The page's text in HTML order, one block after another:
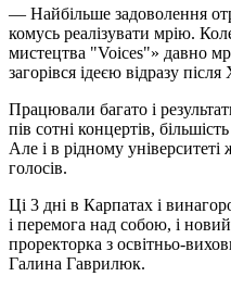
— Найбільше задоволення
комусь реалізувати мрію.
мистецтва "Voices"» давно
загорівся ідеєю відразу
Працювали багато і
пів сотні концертів,
Але і в рідному університеті
голосів.
Ці 3 дні в Карпатах і
і перемога над собою, і
проректорка з освітньо-
Галина Гаврилюк.